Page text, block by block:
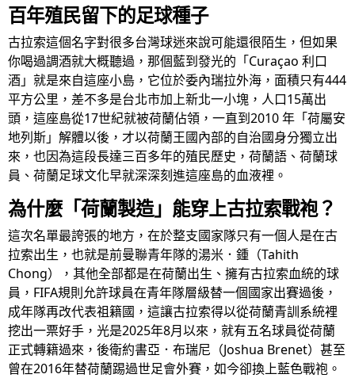
百年殖民留下的足球種子
古拉索這個名字對很多台灣球迷來說可能還很陌生，但如果
你喝過調酒就大概聽過，那個藍到發光的「Curaçao 利口
酒」就是來自這座小島，它位於委內瑞拉外海，面積只有444
平方公里，差不多是台北市加上新北一小塊，人口15萬出
頭，這座島從17世紀就被荷蘭佔領，一直到2010 年「荷屬安
地列斯」解體以後，才以荷蘭王國內部的自治國身分獨立出
來，也因為這段長達三百多年的殖民歷史，荷蘭語、荷蘭球
員、荷蘭足球文化早就深深刻進這座島的血液裡。
為什麼「荷蘭製造」能穿上古拉索戰袍？
這次名單最誇張的地方，在於整支國家隊只有一個人是在古
拉索出生，也就是前曼聯青年隊的湯米．鍾（Tahith
Chong），其他全部都是在荷蘭出生、擁有古拉索血統的球
員，FIFA規則允許球員在青年隊層級替一個國家出賽過後，
成年隊再改代表祖籍國，這讓古拉索得以從荷蘭青訓系統裡
挖出一票好手，光是2025年8月以來，就有五名球員從荷蘭
正式轉籍過來，後衛約書亞．布瑞尼（Joshua Brenet）甚至
曾在2016年替荷蘭踢過世足會外賽，如今卻換上藍色戰袍。